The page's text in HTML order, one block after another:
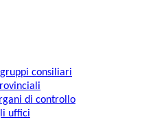
consiliari
di controllo
uffici